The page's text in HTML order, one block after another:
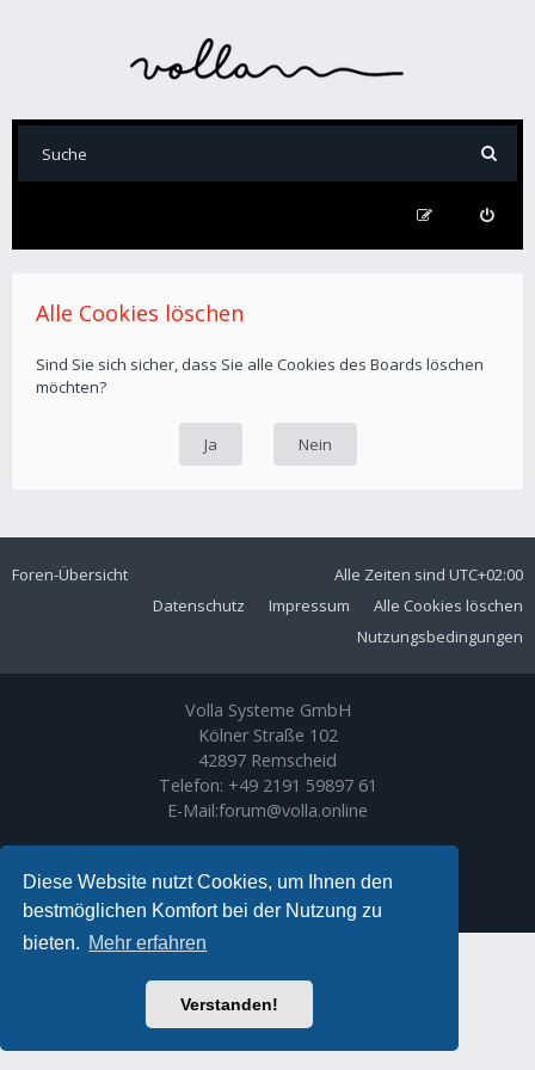
Diese Website nutzt Cookies, um Ihnen den
bestmöglichen Komfort bei der Nutzung zu
bieten. Mehr erfahren
Verstanden!
Alle Cookies löschen
Sind Sie sich sicher, dass Sie alle Cookies des Boards löschen
möchten?
Foren-Übersicht Alle Zeiten sind UTC+02:00
Alle Cookies löschen
Impressum
Datenschutz
Nutzungsbedingungen
Volla Systeme GmbH
Kölner Straße 102
42897 Remscheid
Telefon: +49 2191 59897 61
E-Mail:forum@volla.online
Ariki Theme byGramziu